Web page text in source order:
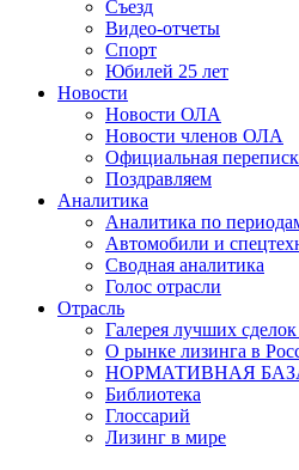
Съезд
Видео-отчеты
Спорт
Юбилей 25 лет
Новости
Новости ОЛА
Новости членов ОЛА
Официальная
Поздравляем
Аналитика
Аналитика по
Автомобили и
Сводная аналитика
Голос отрасли
Отрасль
Галерея лучших
О рынке лизинга в
НОРМАТИВНАЯ
Библиотека
Глоссарий
Лизинг в мире